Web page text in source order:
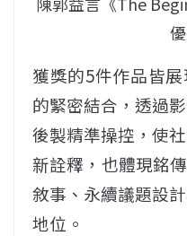
獲獎的5件作品皆
的緊密結合，透過
後製精準操控，使
新詮釋，也體現銘
敘事、永續議題設
地位。